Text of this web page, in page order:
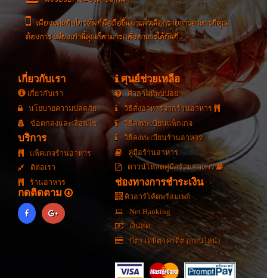
เพียงแค่หยิบโทรศัพท์มือถือขึ้นมาแล้วเลือกรายการอาหารที่คุณ
ต้องการ เพียงเท่านี้คุณก็สามารถสั่งอาหารได้ทันที !
เกี่ยวกับเรา
เกี่ยวกับเรา
นโยบายความปลดภัย
ข้อตกลงและเงื่อนไข
บริการ
แพ็คเกจร้านอาหาร
ติต่อเรา
ร้านอาหาร
กดติดตาม
ศุนย์ช่วยเหลือ
คำถามที่พบบ่อย
วิธีสั่งอาหารจากร้านอาหาร
วิธีลงทะเบียนแพ็กเกจ
วิธีลงทะเบียนร้านอาหาร
คู่มือร้านอาหาร
ดาวน์โหลดคู่มือร้านอาหาร
ช่องทางการชำระเงิน
คิวอาร์โค้ดพร้อมเพย์
Net Banking
เงินสด
บัตร เดบิต/เครดิต (ออนไลน์)